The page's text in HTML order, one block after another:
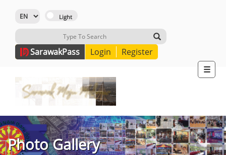
SarawakPass Login
Register
☰
Photo Gallery